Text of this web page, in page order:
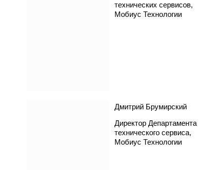
технических сервисов,
Мобиус Технологии
Дмитрий Брумирский
Директор Департамента
технического сервиса,
Мобиус Технологии